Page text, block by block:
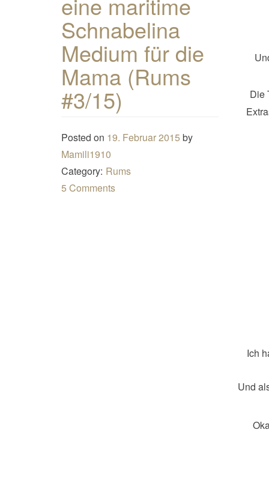
Schnabelina
Medium für die
Mama (Rums
#3/15)
Posted on 19. Februar 2015 by
Mamili1910
Category: Rums
5 Comments
Die
Ich
Und